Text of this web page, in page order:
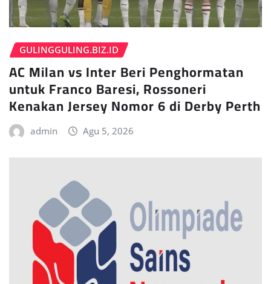
GULINGGULING.BIZ.ID
AC Milan vs Inter Beri Penghormatan
untuk Franco Baresi, Rossoneri
Kenakan Jersey Nomor 6 di Derby Perth
admin Agu 5, 2026